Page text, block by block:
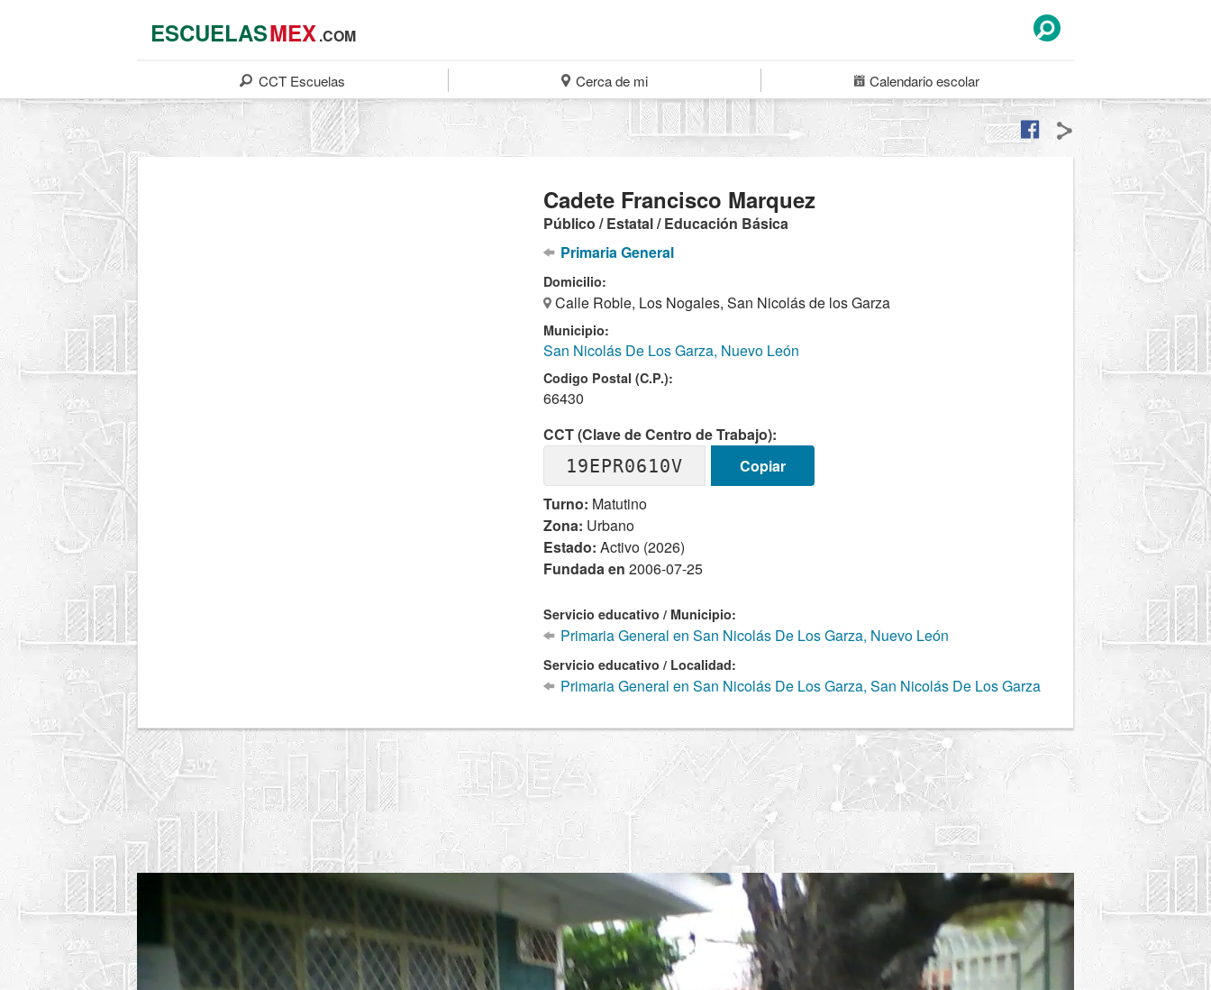
ESCUELASMEX.COM
CCT Escuelas Cerca de mi Calendarioescolar
Cadete Francisco Marquez
Público / Estatal / Educación Básica
Primaria General
Domicilio:
Calle Roble, Los Nogales, San Nicolás de los Garza
Municipio:
San Nicolás De Los Garza, Nuevo León
Codigo Postal (C.P.):
66430
CCT (Clave de Centro de Trabajo):
19EPR0610V
Copiar
Turno: Matutino
Zona: Urbano
Estado: Activo (2026)
Fundada en2006-07-25
Servicio educativo / Municipio:
Primaria General en San Nicolás De Los Garza, Nuevo León
Servicio educativo / Localidad:
Primaria General en San Nicolás De Los Garza, San Nicolás De Los Garza